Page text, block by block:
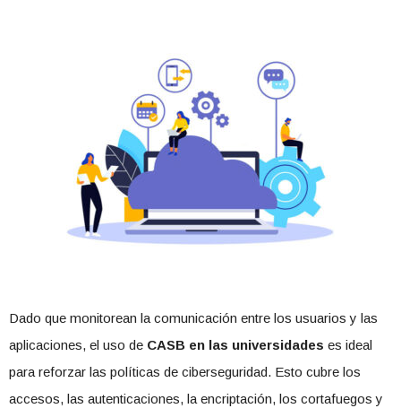
Dado que monitorean la comunicación entre los usuarios y las
aplicaciones, el uso de CASB en las universidades es ideal
para reforzar las políticas de ciberseguridad. Esto cubre los
accesos, las autenticaciones, la encriptación, los cortafuegos y